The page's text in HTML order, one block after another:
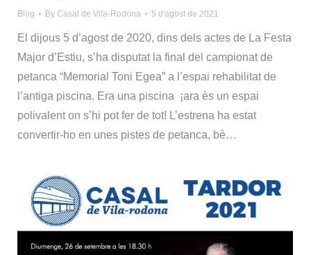
Blog By Casal de Vila-Rodona 5 d'agost de 2021
El dijous 5 d’agost de 2020, dins dels actes de La Festa
Major d’Estiu, s’ha disputat la final del campionat de
petanca “Memorial Toni Egea” a l’espai rehabilitat de
l’antiga piscina. Era una piscina ¡ara ès un espai
polivalent on s’hi pot fer de tot! L’estrena ha estat
convertir-ho en unes pistes de petanca, bè…